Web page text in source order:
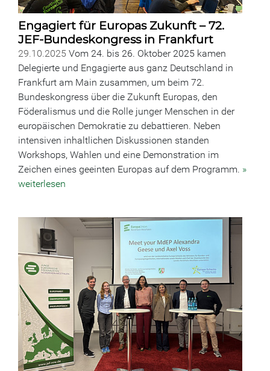
Engagiert für Europas Zukunft – 72.
JEF-Bundeskongress in Frankfurt
29.10.2025 Vom 24. bis 26. Oktober 2025 kamen
Delegierte und Engagierte aus ganz Deutschland in
Frankfurt am Main zusammen, um beim 72.
Bundeskongress über die Zukunft Europas, den
Föderalismus und die Rolle junger Menschen in der
europäischen Demokratie zu debattieren. Neben
intensiven inhaltlichen Diskussionen standen
Workshops, Wahlen und eine Demonstration im
Zeichen eines geeinten Europas auf dem Programm. »
weiterlesen